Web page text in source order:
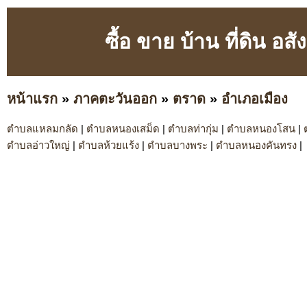
ซื้อ ขาย บ้าน ที่ดิน อสั
หน้าแรก » ภาคตะวันออก » ตราด » อำเภอเมือง
ตำบลแหลมกลัด | ตำบลหนองเสม็ด | ตำบลท่ากุ่ม | ตำบลหนองโสน |
ตำบลอ่าวใหญ่ | ตำบลห้วยแร้ง | ตำบลบางพระ | ตำบลหนองคันทรง |